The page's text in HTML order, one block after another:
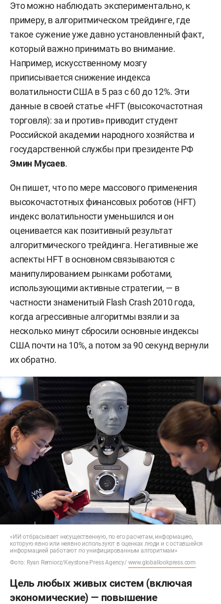
Это можно наблюдать экспериментально, к
примеру, в алгоритмическом трейдинге, где
такое сужение уже давно установленный факт,
который важно принимать во внимание.
Например, искусственному мозгу
приписывается снижение индекса
волатильности США в 5 раз с 60 до 12%. Эти
данные в своей статье «НFT (высокочастотная
торговля): за и против» приводит студент
Российской академии народного хозяйства и
государственной службы при президенте РФ
Эмин Мусаев.
Он пишет, что по мере массового применения
высокочастотных финансовых роботов (HFT)
индекс волатильности уменьшился и он
оценивается как позитивный результат
алгоритмического трейдинга. Негативные же
аспекты HFT в основном связываются с
манипулированием рынками роботами,
использующими активные стратегии, — в
частности знаменитый Flash Crash 2010 года,
когда агрессивные алгоритмы взяли и за
несколько минут сбросили основные индексы
США почти на 10%, а потом за 90 секунд вернули
их обратно.
«ИИ отбрасывает несущественную, по его расчетам, информацию,
которую явно или неявно используют в оценках люди и с оставшейся
информацией работают по унифицированным алгоритмам»
Фото: Ryan Remiorz/Keystone Press Agency/ www.globallookpress.com
Цель любых живых систем (включая
экономические) — повышение